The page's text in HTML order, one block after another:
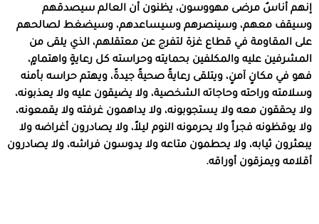
إنهم أناسٌ مرضى مهووسون، يظنون أن العالم سيصدقهم
وسيقف معهم، وسينصرهم وسيساعدهم، وسيضغط لصالحهم
على المقاومة في قطاع غزة لتفرج عن معتقلهم، الذي يلقى من
المشرفين عليه والمكلفين بحمايته وحراسته كل رعايةٍ واهتمامٍ،
فهو في مكانٍ آمنٍ، ويتلقى رعايةً صحيةً جيدةً، ويهتم حراسه بأمنه
وسلامته وراحته وحاجاته الشخصية، ولا يضيقون عليه ولا يعذبونه،
ولا يحققون معه ولا يستجوبونه، ولا يداهمون غرفته ولا يقمعونه،
ولا يوقظونه فجراً ولا يحرمونه النوم ليلاً، ولا يصادرون أغراضه ولا
يبعثرون ثيابه، ولا يحطمون متاعه ولا يدوسون فراشه، ولا يصادرون
أقلامه ويمزقون أوراقه.